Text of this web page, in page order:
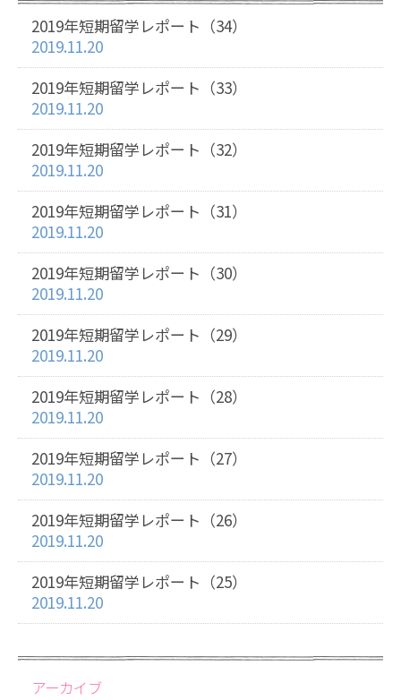
2019年短期留学レポート（34）
2019.11.20
2019年短期留学レポート（33）
2019.11.20
2019年短期留学レポート（32）
2019.11.20
2019年短期留学レポート（31）
2019.11.20
2019年短期留学レポート（30）
2019.11.20
2019年短期留学レポート（29）
2019.11.20
2019年短期留学レポート（28）
2019.11.20
2019年短期留学レポート（27）
2019.11.20
2019年短期留学レポート（26）
2019.11.20
2019年短期留学レポート（25）
2019.11.20
アーカイブ